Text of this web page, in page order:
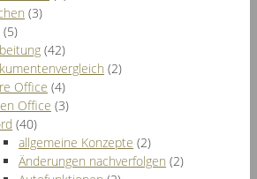
(3)
(5)
(42)
(2)
Office (4)
Office (3)
(40)
allgemeine Konzepte (2)
Änderungen nachverfolgen (2)